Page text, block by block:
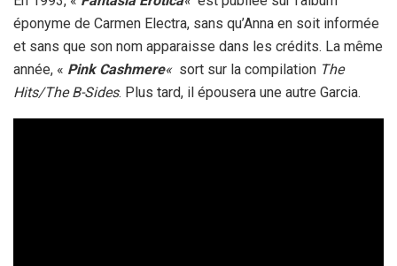
éponyme de Carmen Electra, sans qu’Anna en soit informée
et sans que son nom apparaisse dans les crédits. La même
année, « Pink Cashmere« sort sur la compilation The
Hits/The B-Sides. Plus tard, il épousera une autre Garcia.